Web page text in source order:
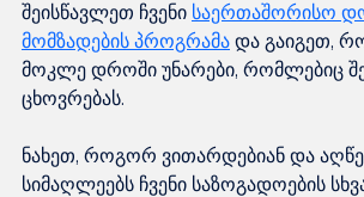
შეისწავლეთ ჩვენი საერთაშორისო
მომზადების პროგრამა და გაიგეთ,
მოკლე დროში უნარები, რომლებიც
ცხოვრებას.
ნახეთ, როგორ ვითარდებიან და
სიმაღლეებს ჩვენი საზოგადოების